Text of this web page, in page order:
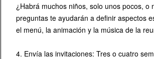
¿Habrá muchos niños, solo unos pocos, o
preguntas te ayudarán a definir aspectos
el menú, la animación y la música de la
4. Envía las invitaciones: Tres o cuatro